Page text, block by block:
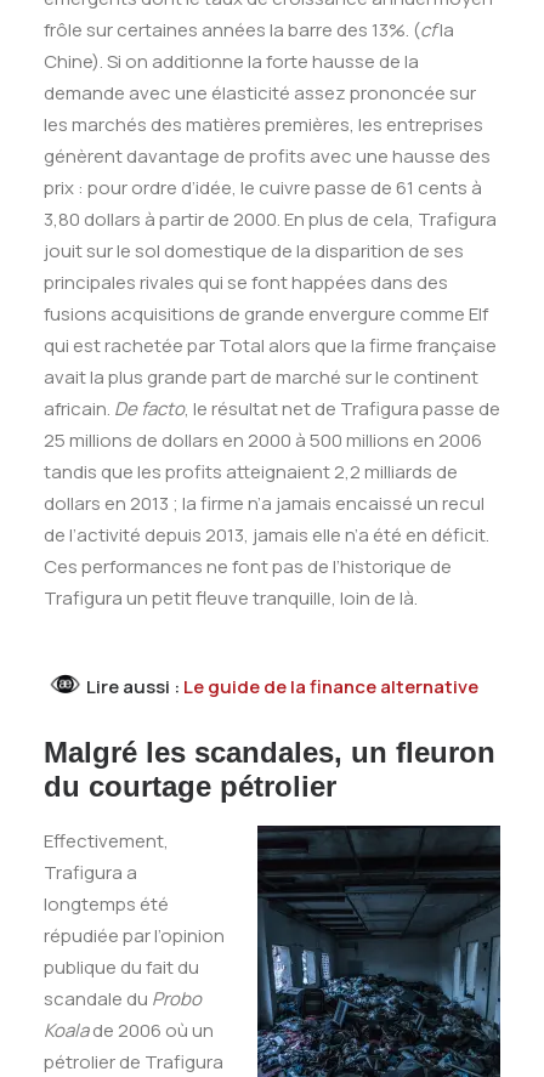
frôle sur certaines années la barre des 13%. (cfla
Chine). Si on additionne la forte hausse de la
demande avec une élasticité assez prononcée sur
les marchés des matières premières, les entreprises
génèrent davantage de profits avec une hausse des
prix : pour ordre d’idée, le cuivre passe de 61 cents à
3,80 dollars à partir de 2000. En plus de cela, Trafigura
jouit sur le sol domestique de la disparition de ses
principales rivales qui se font happées dans des
fusions acquisitions de grande envergure comme Elf
qui est rachetée par Total alors que la firme française
avait la plus grande part de marché sur le continent
africain. De facto, le résultat net de Trafigura passe de
25 millions de dollars en 2000 à 500 millions en 2006
tandis que les profits atteignaient 2,2 milliards de
dollars en 2013 ; la firme n’a jamais encaissé un recul
de l’activité depuis 2013, jamais elle n’a été en déficit.
Ces performances ne font pas de l’historique de
Trafigura un petit fleuve tranquille, loin de là.
Lire aussi : Le guide de la finance alternative
Malgré les scandales, un fleuron
du courtage pétrolier
Effectivement,
Trafigura a
longtemps été
répudiée par l’opinion
publique du fait du
scandale du Probo
Koalade 2006 où un
pétrolier de Trafigura